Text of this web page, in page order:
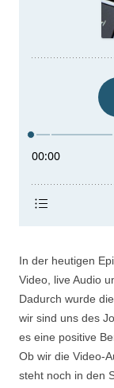
In der heutigen
Video, live Audio
Dadurch wurde
wir sind uns des
es eine positive
Ob wir die Video-
steht noch in den